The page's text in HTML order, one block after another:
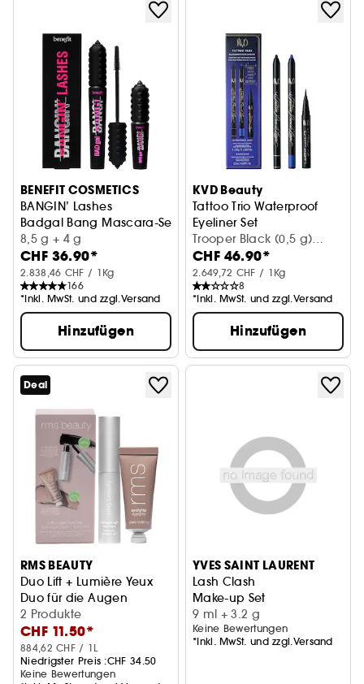
BENEFIT COSMETICS
BANGIN’ Lashes
Badgal Bang Mascara-Set mit gratis Mini
8,5 g + 4 g
CHF 36.90*
2.838,46 CHF / 1Kg
166
*Inkl. MwSt. und zzgl.Versand
Hinzufügen
KVD Beauty
Tattoo Trio Waterproof
Eyeliner Set
Augen-Make-up-Set
Trooper Black (0,5 g)
+Azurite Bleu (0,5 g)
+Trooper Black (0,2 ml)
CHF 46.90*
2.649,72 CHF / 1Kg
8
*Inkl. MwSt. und zzgl.Versand
Hinzufügen
Deal
RMS BEAUTY
Duo Lift + Lumière Yeux
Duo für die Augen
2 Produkte
CHF 11.50*
884,62 CHF / 1L
Niedrigster Preis :CHF 34.50
Keine Bewertungen
YVES SAINT LAURENT
Lash Clash
Make-up Set
9 ml + 3.2 g
Keine Bewertungen
*Inkl. MwSt. und zzgl.Versand